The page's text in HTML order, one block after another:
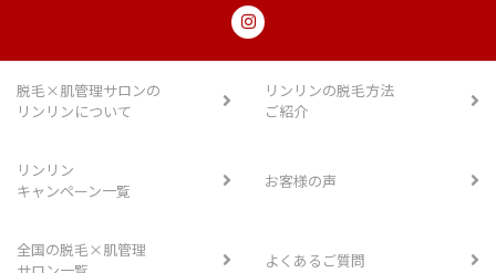
脱毛×肌管理サロンの
リンリンについて
リンリンの脱毛方法
ご紹介
リンリン
キャンペーン一覧
お客様の声
全国の脱毛×肌管理
よくあるご質問